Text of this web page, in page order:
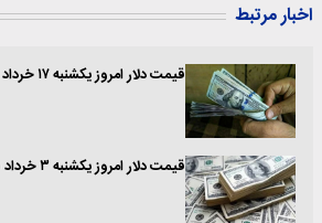
اخبار مرتبط
قیمت دلار امروز یکشنبه ۱۷ خرداد ۱۴۰۵
قیمت دلار امروز یکشنبه ۳ خرداد ۱۴۰۵